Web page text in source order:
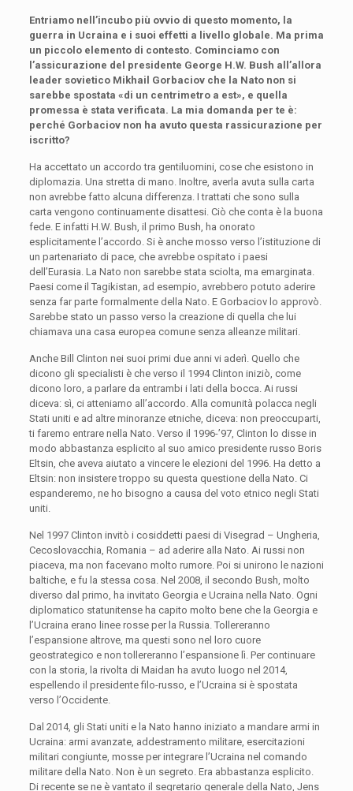
Entriamo nell’incubo più ovvio di questo momento, la
guerra in Ucraina e i suoi effetti a livello globale. Ma prima
un piccolo elemento di contesto. Cominciamo con
l’assicurazione del presidente George H.W. Bush all’allora
leader sovietico Mikhail Gorbaciov che la Nato non si
sarebbe spostata «di un centrimetro a est», e quella
promessa è stata verificata. La mia domanda per te è:
perché Gorbaciov non ha avuto questa rassicurazione per
iscritto?
Ha accettato un accordo tra gentiluomini, cose che esistono in
diplomazia. Una stretta di mano. Inoltre, averla avuta sulla carta
non avrebbe fatto alcuna differenza. I trattati che sono sulla
carta vengono continuamente disattesi. Ciò che conta è la buona
fede. E infatti H.W. Bush, il primo Bush, ha onorato
esplicitamente l’accordo. Si è anche mosso verso l’istituzione di
un partenariato di pace, che avrebbe ospitato i paesi
dell’Eurasia. La Nato non sarebbe stata sciolta, ma emarginata.
Paesi come il Tagikistan, ad esempio, avrebbero potuto aderire
senza far parte formalmente della Nato. E Gorbaciov lo approvò.
Sarebbe stato un passo verso la creazione di quella che lui
chiamava una casa europea comune senza alleanze militari.
Anche Bill Clinton nei suoi primi due anni vi aderì. Quello che
dicono gli specialisti è che verso il 1994 Clinton iniziò, come
dicono loro, a parlare da entrambi i lati della bocca. Ai russi
diceva: sì, ci atteniamo all’accordo. Alla comunità polacca negli
Stati uniti e ad altre minoranze etniche, diceva: non preoccuparti,
ti faremo entrare nella Nato. Verso il 1996-’97, Clinton lo disse in
modo abbastanza esplicito al suo amico presidente russo Boris
Eltsin, che aveva aiutato a vincere le elezioni del 1996. Ha detto a
Eltsin: non insistere troppo su questa questione della Nato. Ci
espanderemo, ne ho bisogno a causa del voto etnico negli Stati
uniti.
Nel 1997 Clinton invitò i cosiddetti paesi di Visegrad – Ungheria,
Cecoslovacchia, Romania – ad aderire alla Nato. Ai russi non
piaceva, ma non facevano molto rumore. Poi si unirono le nazioni
baltiche, e fu la stessa cosa. Nel 2008, il secondo Bush, molto
diverso dal primo, ha invitato Georgia e Ucraina nella Nato. Ogni
diplomatico statunitense ha capito molto bene che la Georgia e
l’Ucraina erano linee rosse per la Russia. Tollereranno
l’espansione altrove, ma questi sono nel loro cuore
geostrategico e non tollereranno l’espansione lì. Per continuare
con la storia, la rivolta di Maidan ha avuto luogo nel 2014,
espellendo il presidente filo-russo, e l’Ucraina si è spostata
verso l’Occidente.
Dal 2014, gli Stati uniti e la Nato hanno iniziato a mandare armi in
Ucraina: armi avanzate, addestramento militare, esercitazioni
militari congiunte, mosse per integrare l’Ucraina nel comando
militare della Nato. Non è un segreto. Era abbastanza esplicito.
Di recente se ne è vantato il segretario generale della Nato, Jens